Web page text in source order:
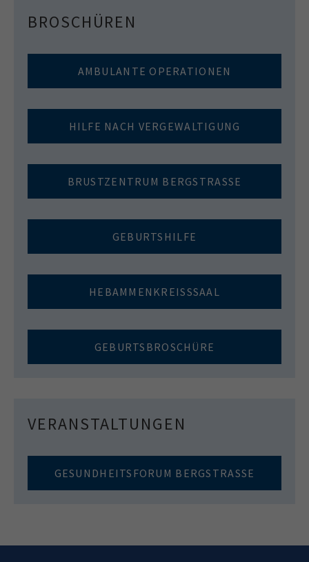
BROSCHÜREN
AMBULANTE OPERATIONEN
HILFE NACH VERGEWALTIGUNG
BRUSTZENTRUM BERGSTRASSE
GEBURTSHILFE
HEBAMMENKREISSSAAL
GEBURTSBROSCHÜRE
VERANSTALTUNGEN
GESUNDHEITSFORUM BERGSTRASSE